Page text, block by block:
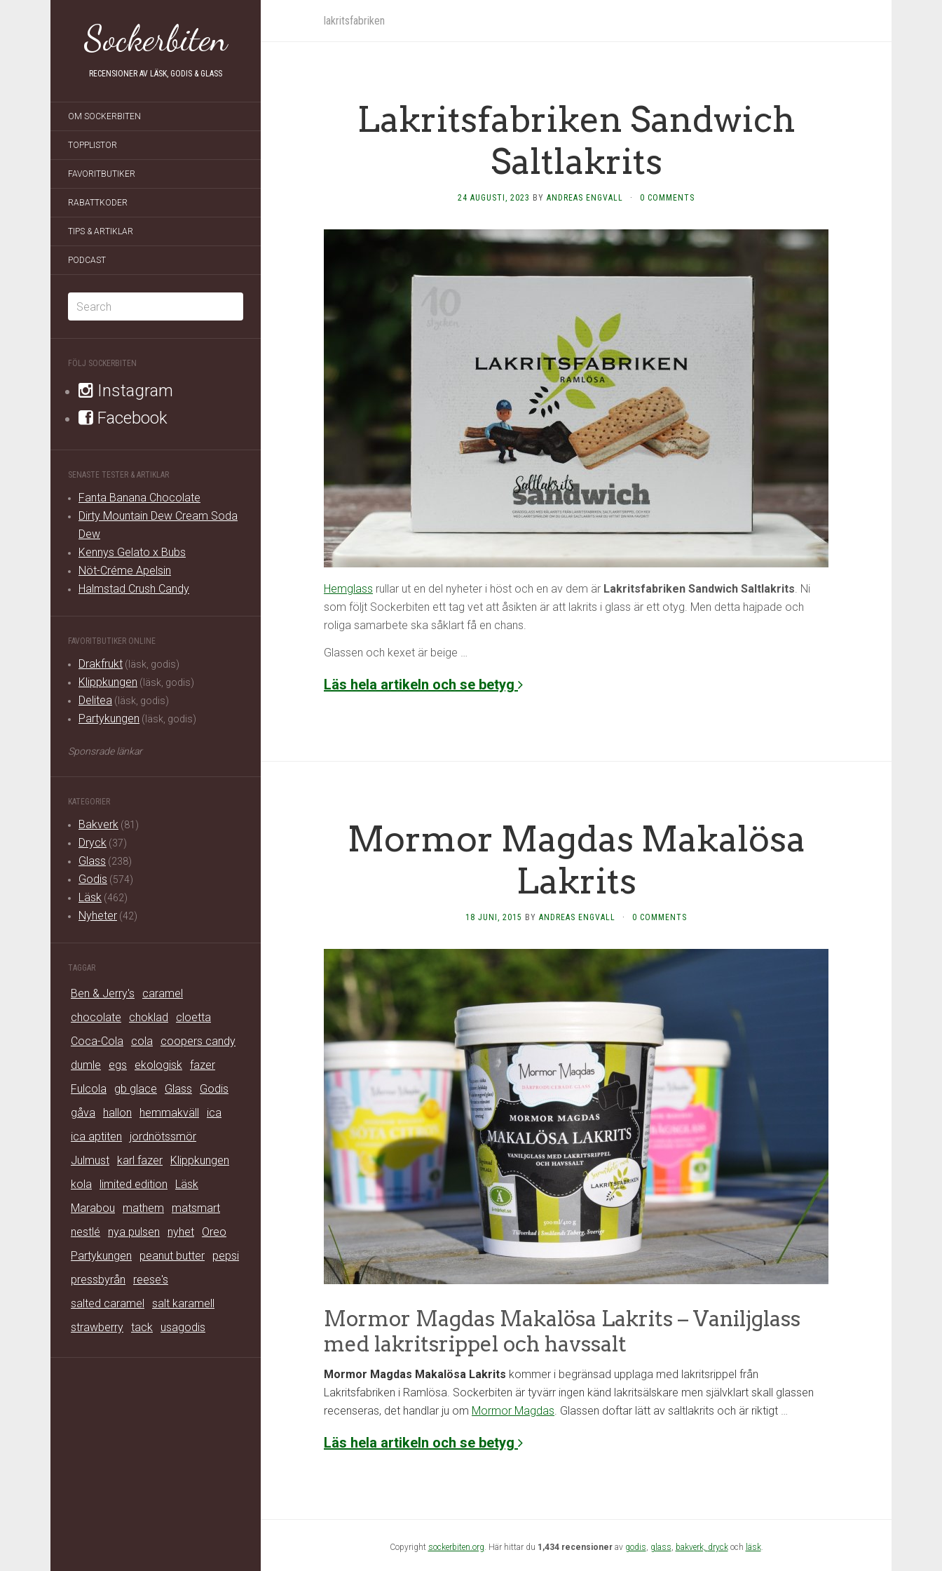
Sockerbiten
RECENSIONER AV LÄSK, GODIS & GLASS
OM SOCKERBITEN
TOPPLISTOR
FAVORITBUTIKER
RABATTKODER
TIPS & ARTIKLAR
PODCAST
FÖLJ SOCKERBITEN
Instagram
Facebook
SENASTE TESTER & ARTIKLAR
Fanta Banana Chocolate
Dirty Mountain Dew Cream Soda
Dew
Kennys Gelato x Bubs
Nöt-Créme Apelsin
Halmstad Crush Candy
FAVORITBUTIKER ONLINE
Drakfrukt (läsk, godis)
Klippkungen (läsk, godis)
Delitea (läsk, godis)
Partykungen (läsk, godis)
Sponsrade länkar
KATEGORIER
Bakverk (81)
Dryck (37)
Glass (238)
Godis (574)
Läsk (462)
Nyheter (42)
TAGGAR
Ben & Jerry's
caramel
chocolate
choklad
cloetta
Coca-Cola
cola
coopers candy
dumle
egs ekologisk fazer
Fulcola
gb glace Glass
Godis
gåva
hallon hemmakväll
ica
ica aptiten
jordnötssmör
Julmust
karl fazer
Klippkungen
kola
limited edition
Läsk
Marabou
mathem
matsmart
nestlé
nya pulsen nyhet
Oreo
Partykungen
peanut butter
pepsi
pressbyrån
reese's
salted caramel
salt karamell
strawberry tack usagodis
lakritsfabriken
Lakritsfabriken Sandwich
Saltlakrits
24 AUGUSTI, 2023 BY ANDREAS ENGVALL · 0 COMMENTS
Hemglass rullar ut en del nyheter i höst och en av dem är Lakritsfabriken Sandwich Saltlakrits. Ni
som följt Sockerbiten ett tag vet att åsikten är att lakrits i glass är ett otyg. Men detta hajpade och
roliga samarbete ska såklart få en chans.
Glassen och kexet är beige …
Läs hela artikeln och se betyg
Mormor Magdas Makalösa
Lakrits
18 JUNI, 2015 BY ANDREAS ENGVALL · 0 COMMENTS
Mormor Magdas Makalösa Lakrits – Vaniljglass
med lakritsrippel och havssalt
Mormor Magdas Makalösa Lakrits kommer i begränsad upplaga med lakritsrippel från
Lakritsfabriken i Ramlösa. Sockerbiten är tyvärr ingen känd lakritsälskare men självklart skall glassen
recenseras, det handlar ju om Mormor Magdas. Glassen doftar lätt av saltlakrits och är riktigt …
Läs hela artikeln och se betyg
Copyright sockerbiten.org. Här hittar du 1,434 recensionerav godis, glass, bakverk, dryckoch läsk.